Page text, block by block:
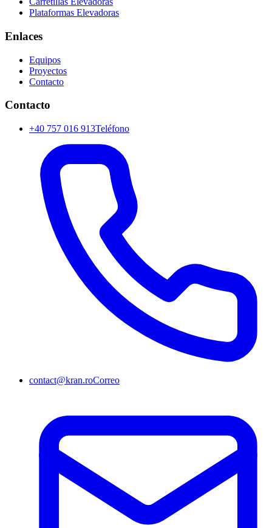
Plataformas Elevadoras
Enlaces
Equipos
Proyectos
Contacto
Contacto
+40 757 016 913Teléfono
contact@kran.roCorreo